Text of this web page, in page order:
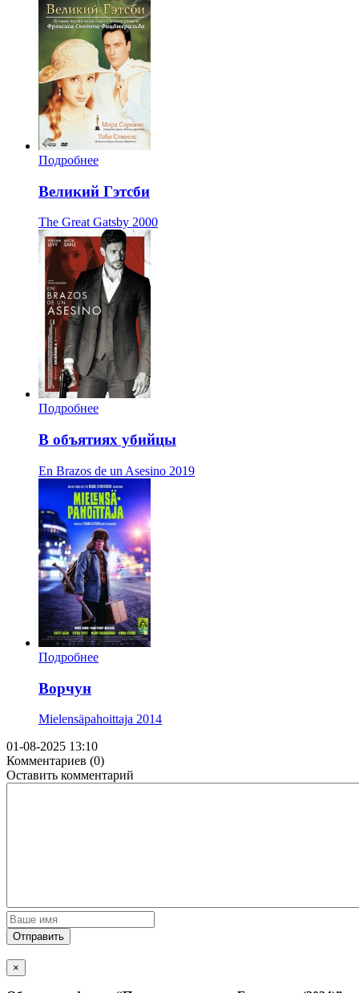
Подробнее
Великий Гэтсби
The Great Gatsby 2000
Подробнее
В объятиях убийцы
En Brazos de un Asesino 2019
Подробнее
Ворчун
Mielensäpahoittaja 2014
01-08-2025 13:10
Комментариев (0)
Оставить комментарий
Отправить
×